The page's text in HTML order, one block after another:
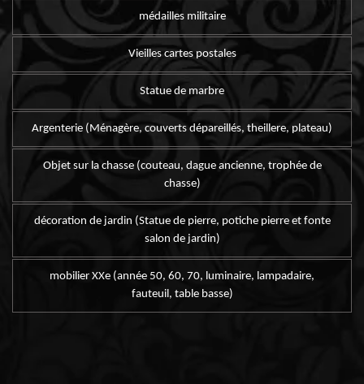
médailles militaire
Vieilles cartes postales
Statue de marbre
Argenterie (Ménagère, couverts dépareillés, theillere, plateau)
Objet sur la chasse (couteau, dague ancienne, trophée de
chasse)
décoration de jardin (Statue de pierre, potiche pierre et fonte
salon de jardin)
mobilier XXe (année 50, 60, 70, luminaire, lampadaire,
fauteuil, table basse)